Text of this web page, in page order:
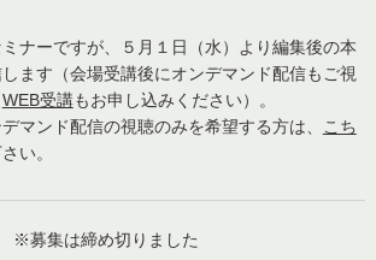
ナーですが、５月１日（水）より編集後の本
ます（会場受講後にオンデマンド配信もご視
WEB受講もお申し込みください）。
マンド配信の視聴のみを希望する方は、
こち
い。
※募集は締め切りました